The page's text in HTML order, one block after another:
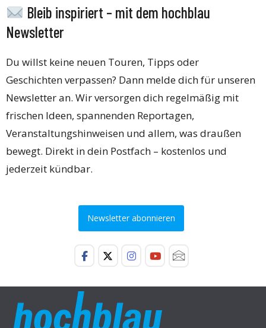
Bleib inspiriert – mit dem hochblau
Newsletter
Du willst keine neuen Touren, Tipps oder
Geschichten verpassen? Dann melde dich für unseren
Newsletter an. Wir versorgen dich regelmäßig mit
frischen Ideen, spannenden Reportagen,
Veranstaltungshinweisen und allem, was draußen
bewegt. Direkt in dein Postfach – kostenlos und
jederzeit kündbar.
Newsletter abonnieren